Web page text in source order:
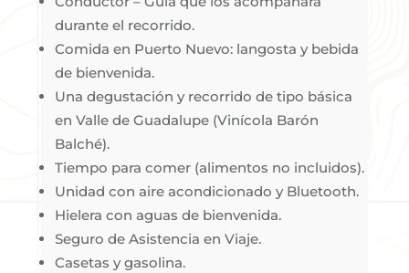
durante el recorrido.
Comida en Puerto Nuevo: langosta y bebida
de bienvenida.
Una degustación y recorrido de tipo básica
en Valle de Guadalupe (Vinícola Barón
Balché).
Tiempo para comer (alimentos no incluidos).
Unidad con aire acondicionado y Bluetooth.
Hielera con aguas de bienvenida.
Seguro de Asistencia en Viaje.
Casetas y gasolina.